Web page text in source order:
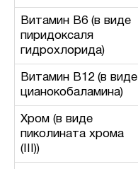
Витамин B6 (в виде
пиридоксаля
гидрохлорида)
Витамин В12 (в виде
цианокобаламина)
Хром (в виде
пиколината хрома
(III))